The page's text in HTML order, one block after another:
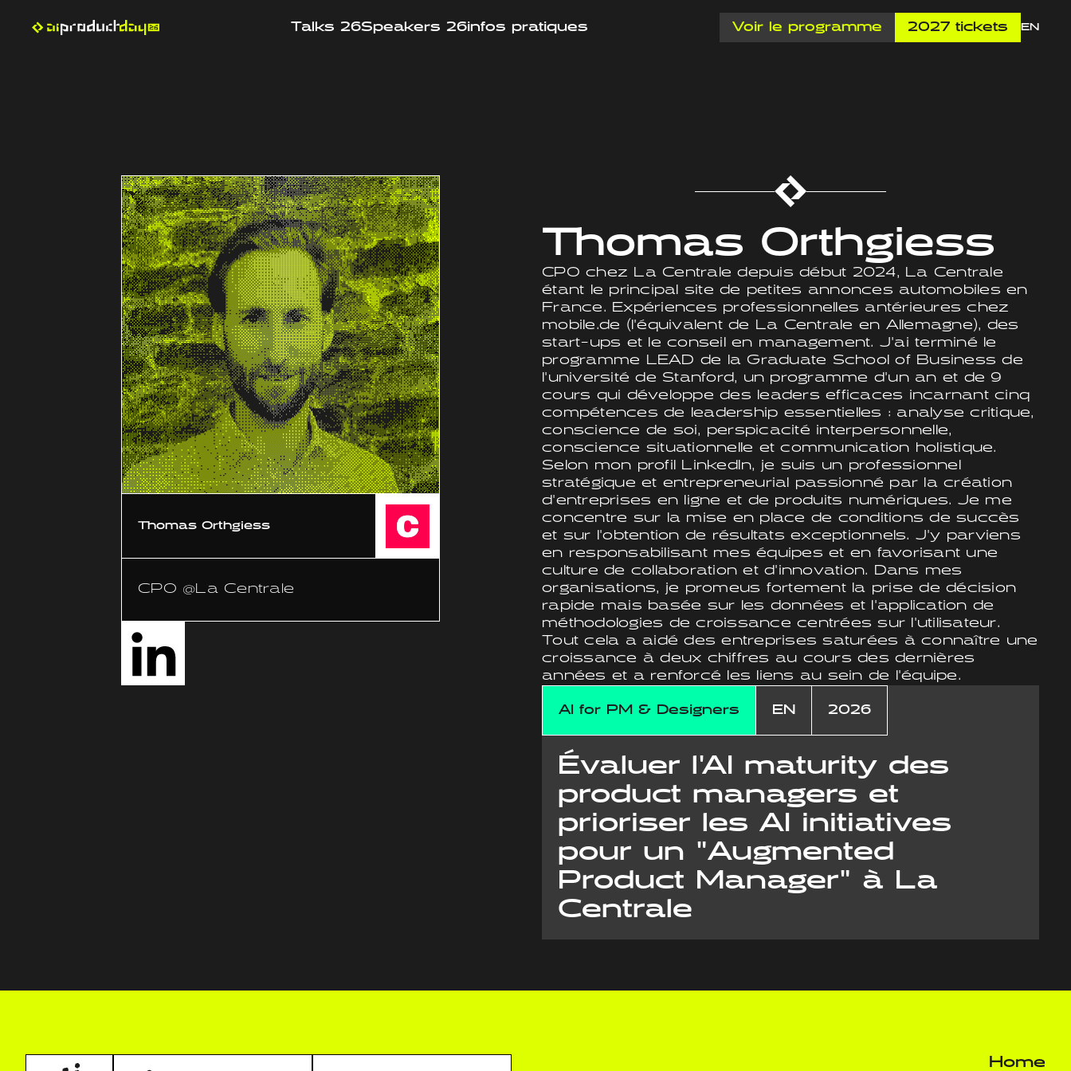
Talks 26Speakers 26infos pratiques Voir le programme 2027 tickets EN
Thomas Orthgiess
CPO @La Centrale
Thomas Orthgiess
CPO chez La Centrale depuis début 2024, La Centrale
étant le principal site de petites annonces automobiles en
France. Expériences professionnelles antérieures chez
mobile.de (l'équivalent de La Centrale en Allemagne), des
start-ups et le conseil en management. J'ai terminé le
programme LEAD de la Graduate School of Business de
l'université de Stanford, un programme d'un an et de 9
cours qui développe des leaders efficaces incarnant cinq
compétences de leadership essentielles : analyse critique,
conscience de soi, perspicacité interpersonnelle,
conscience situationnelle et communication holistique.
Selon mon profil LinkedIn, je suis un professionnel
stratégique et entrepreneurial passionné par la création
d'entreprises en ligne et de produits numériques. Je me
concentre sur la mise en place de conditions de succès
et sur l'obtention de résultats exceptionnels. J'y parviens
en responsabilisant mes équipes et en favorisant une
culture de collaboration et d'innovation. Dans mes
organisations, je promeus fortement la prise de décision
rapide mais basée sur les données et l'application de
méthodologies de croissance centrées sur l'utilisateur.
Tout cela a aidé des entreprises saturées à connaître une
croissance à deux chiffres au cours des dernières
années et a renforcé les liens au sein de l'équipe.
AI for PM & Designers EN 2026
Évaluer l'AI maturity des
product managers et
prioriser les AI initiatives
pour un "Augmented
Product Manager" à La
Centrale
Home